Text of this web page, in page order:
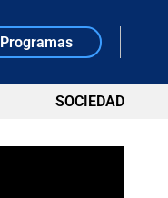
Programas
SOCIEDAD